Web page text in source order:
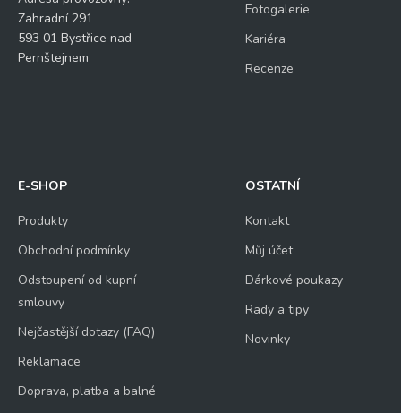
Zahradní 291
593 01 Bystřice nad
Pernštejnem
Fotogalerie
Kariéra
Recenze
E-SHOP
Produkty
Obchodní podmínky
Odstoupení od kupní
smlouvy
Nejčastější dotazy (FAQ)
Reklamace
Doprava, platba a balné
OSTATNÍ
Kontakt
Můj účet
Dárkové poukazy
Rady a tipy
Novinky